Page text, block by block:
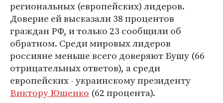
региональных (европейских) лидеров.
Доверие ей высказали 38 процентов
граждан РФ, и только 23 сообщили об
обратном. Среди мировых лидеров
россияне меньше всего доверяют Бушу (66
отрицательных ответов), а среди
европейских - украинскому президенту
Виктору Ющенко (62 процента).